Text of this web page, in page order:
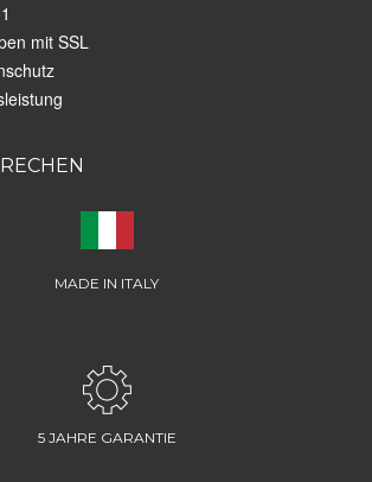
mit SSL
MADE IN ITALY
5 JAHRE GARANTIE